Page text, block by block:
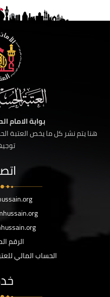
بوابة الامام
هنا يتم نشر كل ما يخص العتبة
الرقم
الحساب المالي